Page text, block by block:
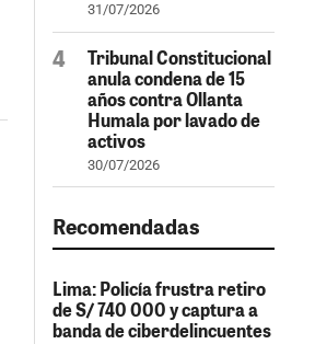
31/07/2026
Tribunal Constitucional
anula condena de 15
años contra Ollanta
Humala por lavado de
activos
30/07/2026
Recomendadas
Lima: Policía frustra retiro
de S/ 740 000 y captura a
banda de ciberdelincuentes